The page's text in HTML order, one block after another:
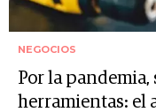
NEGOCIOS
Por la
herramientas: el